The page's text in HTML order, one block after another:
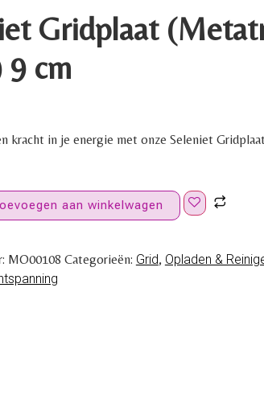
Gridplaat
9 cm
kracht in je energie met onze Seleniet
aan winkelwagen
MO00108 Categorieën: Grid, Opladen &